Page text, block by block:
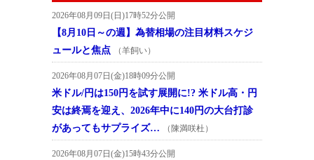
2026年08月09日(日)17時52分公開
【8月10日～の週】為替相場の注目材料スケジ
ュールと焦点
（羊飼い）
2026年08月07日(金)18時09分公開
米ドル/円は150円を試す展開に!? 米ドル高・円
安は終焉を迎え、2026年中に140円の大台打診
があってもサプライズ…
（陳満咲杜）
2026年08月07日(金)15時43分公開